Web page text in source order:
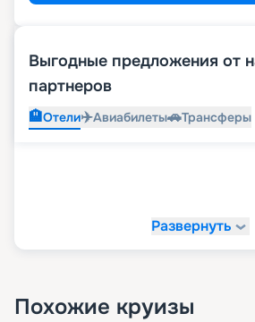
Выгодные предложения от
партнеров
🏨Отели✈️Авиабилеты🚗Трансферы
Развернуть
Похожие круизы